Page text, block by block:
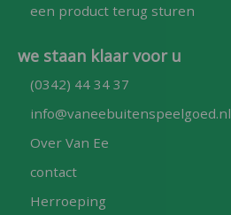
een product terug sturen
we staan klaar voor u
(0342) 44 34 37
info@vaneebuitenspeelgoed.nl
Over Van Ee
contact
Herroeping